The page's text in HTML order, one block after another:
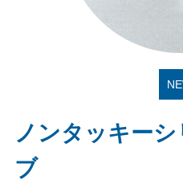
ノンタッキー
ブ